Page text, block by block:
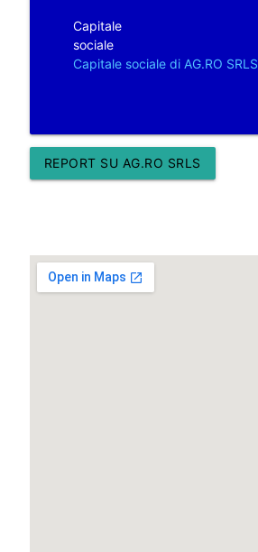
Capitale
sociale
Capitale sociale di AG.RO SRLS
REPORT SU AG.RO SRLS